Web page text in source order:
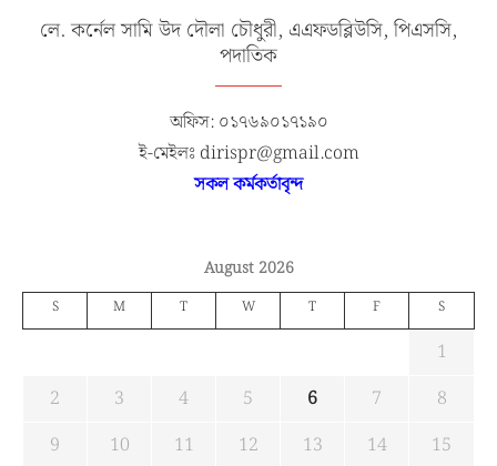
লে. কর্নেল সামি উদ দৌলা চৌধুরী, এএফডব্লিউসি, পিএসসি,
পদাতিক
অফিস: ০১৭৬৯০১৭১৯০
ই-মেইলঃ dirispr@gmail.com
সকল কর্মকর্তাবৃন্দ
August 2026
S M T W T F S
1
2
3 4 5 6 7
8
9
10 11 12 13 14
15